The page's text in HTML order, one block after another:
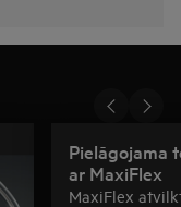
Pielāgojama
ar MaxiFlex
MaxiFlex